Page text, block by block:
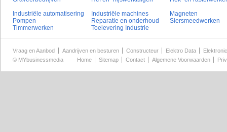
Industriële automatisering
Industriële machines
Magneten
Pompen
Reparatie en onderhoud
Siersmeedwerken
Timmerwerken
Toelevering Industrie
Vraag en Aanbod Aandrijven en besturen Constructeur Elektro Data
© MYbusinessmedia Home Sitemap Contact Algemene Voorwaarden